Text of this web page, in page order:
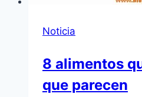
Noticia
8 alimentos
que parecen